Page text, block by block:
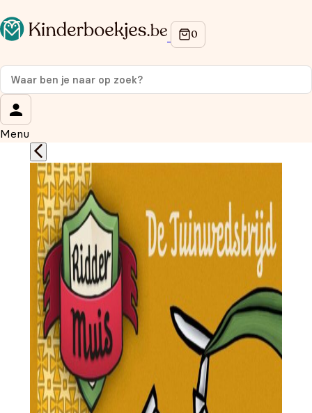
Menu
Op de hoogte blijven van onze acties?
Meld je aan voor onze nieuwsbrief en ontvang
korting
Wat is je voornaam?
Wat is je e-mailadres?*
Aanmelden
We gebruiken je gegevens om contact op te nemen, in
overeenstemming met ons privacybeleid.